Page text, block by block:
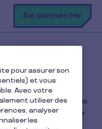
Se connecter
nous
?
votre question dans
défiler vers le bas pour
avez besoin.
pour assurer son
et vous
Avec votre
utiliser des
analyser
les